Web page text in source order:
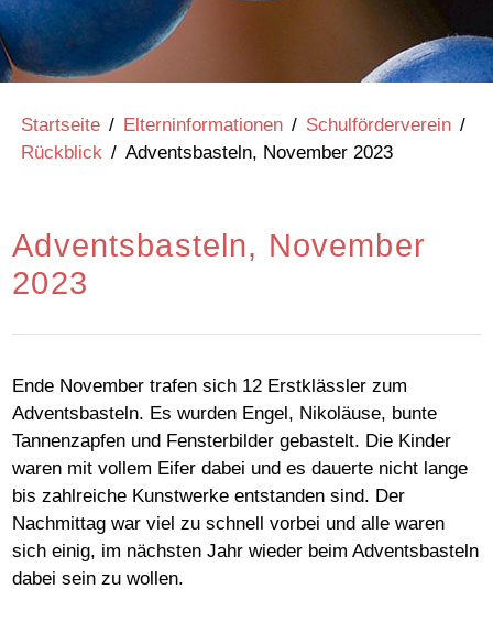
Startseite / Elterninformationen / Schulförderverein /
Rückblick / Adventsbasteln, November 2023
Adventsbasteln, November
2023
Ende November trafen sich 12 Erstklässler zum
Adventsbasteln. Es wurden Engel, Nikoläuse, bunte
Tannenzapfen und Fensterbilder gebastelt. Die Kinder
waren mit vollem Eifer dabei und es dauerte nicht lange
bis zahlreiche Kunstwerke entstanden sind. Der
Nachmittag war viel zu schnell vorbei und alle waren
sich einig, im nächsten Jahr wieder beim Adventsbasteln
dabei sein zu wollen.